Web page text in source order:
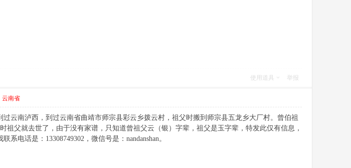
使用道具 举报
云南省
云南泸西，到过云南省曲靖市师宗县彩云乡拨云村，祖父时搬到师宗县五龙乡大厂村。曾伯祖
祖父就去世了，由于没有家谱，只知道曾祖父云（银）字辈，祖父是玉字辈，特发此仅有信息，
电话是：13308749302，微信号是：nandanshan。